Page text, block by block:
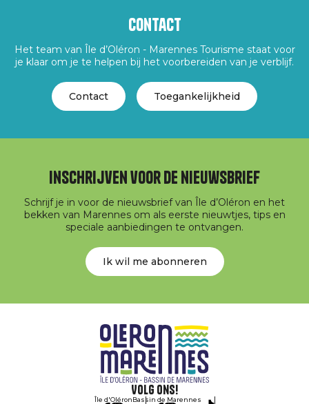
Contact
Het team van Île d’Oléron - Marennes Tourisme staat voor
je klaar om je te helpen bij het voorbereiden van je verblijf.
Contact Toegankelijkheid
Inschrijven voor de nieuwsbrief
Schrijf je in voor de nieuwsbrief van Île d’Oléron en het
bekken van Marennes om als eerste nieuwtjes, tips en
speciale aanbiedingen te ontvangen.
Ik wil me abonneren
Volg ons!
Île d'OléronBassin de Marennes